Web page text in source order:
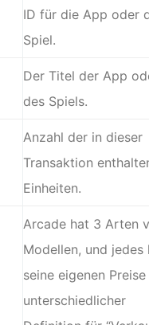
ID für die App oder
Spiel.
Der Titel der App
des Spiels.
Anzahl der in dieser
Transaktion
Einheiten.
Arcade hat 3 Arten
Modellen, und jedes
seine eigenen
unterschiedlicher